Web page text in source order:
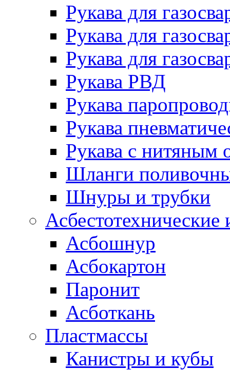
Рукава для
Рукава для
Рукава для
Рукава РВД
Рукава
Рукава
Рукава с нитяным
Шланги
Шнуры и трубки
Асбестотехнические
Асбошнур
Асбокартон
Паронит
Асботкань
Пластмассы
Канистры и кубы